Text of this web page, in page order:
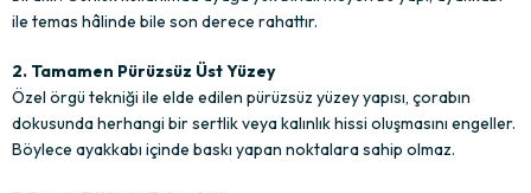
ile temas hâlinde bile son derece rahattır.
2. Tamamen Pürüzsüz Üst Yüzey
Özel örgü tekniği ile elde edilen pürüzsüz yüzey yapısı, çorabın
dokusunda herhangi bir sertlik veya kalınlık hissi oluşmasını engeller.
Böylece ayakkabı içinde baskı yapan noktalara sahip olmaz.